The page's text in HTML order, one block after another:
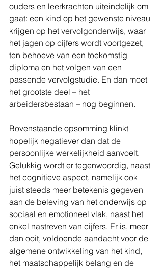
ouders en leerkrachten uiteindelijk om
gaat: een kind op het gewenste niveau
krijgen op het vervolgonderwijs, waar
het jagen op cijfers wordt voortgezet,
ten behoeve van een toekomstig
diploma en het volgen van een
passende vervolgstudie. En dan moet
het grootste deel – het
arbeidersbestaan – nog beginnen.
Bovenstaande opsomming klinkt
hopelijk negatiever dan dat de
persoonlijke werkelijkheid aanvoelt.
Gelukkig wordt er tegenwoordig, naast
het cognitieve aspect, namelijk ook
juist steeds meer betekenis gegeven
aan de beleving van het onderwijs op
sociaal en emotioneel vlak, naast het
enkel nastreven van cijfers. Er is, meer
dan ooit, voldoende aandacht voor de
algemene ontwikkeling van het kind,
het maatschappelijk belang en de